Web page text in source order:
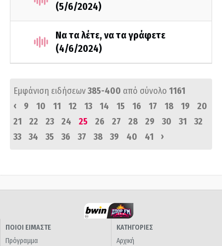
(5/6/2024)
Να τα λέτε, να τα γράφετε
(4/6/2024)
Εμφάνιση ειδήσεων385-400 από σύνολο 1161
‹
9 10 11 12 13 14 15 16 17 18 19
20
21
22 23 24 25 26 27 28 29 30 31
32
33
34 35 36 37 38 39 40 41 ›
ΠΟΙΟΙ ΕΙΜΑΣΤΕ
Πρόγραμμα
ΚΑΤΗΓΟΡΙΕΣ
Αρχική